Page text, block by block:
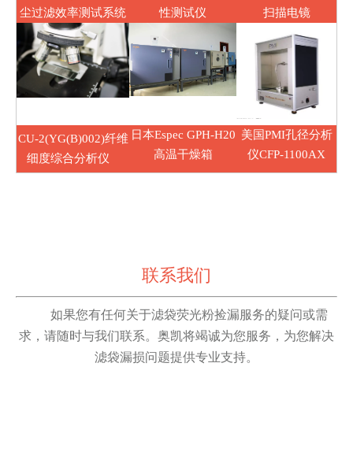
尘过滤效率测试系统
性测试仪
扫描电镜
CU-2(YG(B)002)纤维
细度综合分析仪
日本Espec GPH-H20
高温干燥箱
美国PMI孔径分析
仪CFP-1100AX
联系我们
如果您有任何关于滤袋荧光粉捡漏服务的疑问或需
求，请随时与我们联系。奥凯将竭诚为您服务，为您解决
滤袋漏损问题提供专业支持。